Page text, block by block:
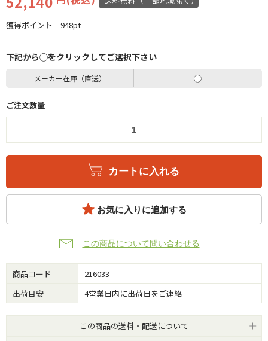
獲得ポイント 948pt
下記から◯をクリックしてご選択下さい
メーカー在庫（直送）
ご注文数量
カートに入れる
お気に入りに追加する
この商品について問い合わせる
商品コード
216033
出荷目安
4営業日内に出荷日をご連絡
この商品の送料・配送について